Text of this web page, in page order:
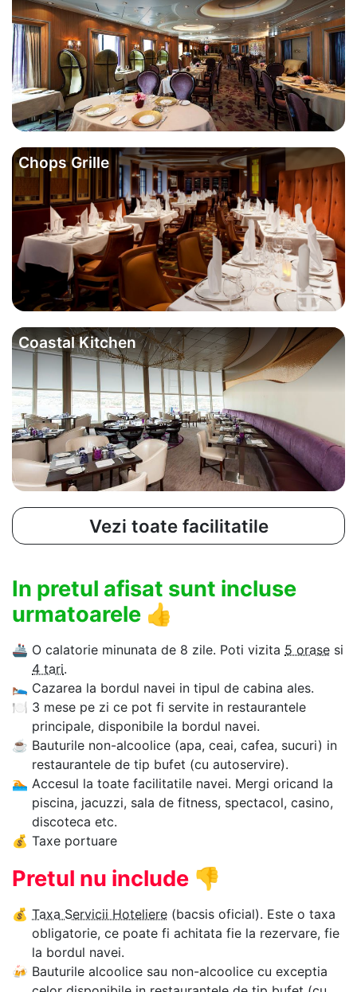
Chops Grille
Coastal Kitchen
Vezi toate facilitatile
In pretul afisat sunt incluse
urmatoarele 👍
🚢 O calatorie minunata de 8 zile. Poti vizita 5 orase si
4 tari.
🛌 Cazarea la bordul navei in tipul de cabina ales.
🍽 3 mese pe zi ce pot fi servite in restaurantele
principale, disponibile la bordul navei.
☕ Bauturile non-alcoolice (apa, ceai, cafea, sucuri) in
restaurantele de tip bufet (cu autoservire).
🏊‍ Accesul la toate facilitatile navei. Mergi oricand la
piscina, jacuzzi, sala de fitness, spectacol, casino,
discoteca etc.
💰 Taxe portuare
Pretul nu include 👎
💰 Taxa Servicii Hoteliere (bacsis oficial). Este o taxa
obligatorie, ce poate fi achitata fie la rezervare, fie
la bordul navei.
🍻 Bauturile alcoolice sau non-alcoolice cu exceptia